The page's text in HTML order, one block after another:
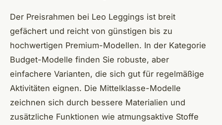
Der Preisrahmen bei Leo Leggings ist breit
gefächert und reicht von günstigen bis zu
hochwertigen Premium-Modellen. In der Kategorie
Budget-Modelle finden Sie robuste, aber
einfachere Varianten, die sich gut für regelmäßige
Aktivitäten eignen. Die Mittelklasse-Modelle
zeichnen sich durch bessere Materialien und
zusätzliche Funktionen wie atmungsaktive Stoffe